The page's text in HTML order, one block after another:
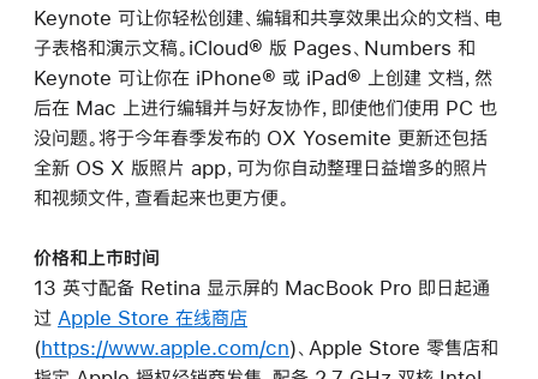
Keynote 可让你轻松创建、编辑和共享效果出众的文档、电
子表格和演示文稿。iCloud® 版 Pages、Numbers 和
Keynote 可让你在 iPhone® 或 iPad® 上创建 文档，然
后在 Mac 上进行编辑并与好友协作，即使他们使用 PC 也
没问题。将于今年春季发布的 OX Yosemite 更新还包括
全新 OS X 版照片 app，可为你自动整理日益增多的照片
和视频文件，查看起来也更方便。
价格和上市时间
13 英寸配备 Retina 显示屏的 MacBook Pro 即日起通
过 Apple Store 在线商店
(https://www.apple.com/cn)、Apple Store 零售店和